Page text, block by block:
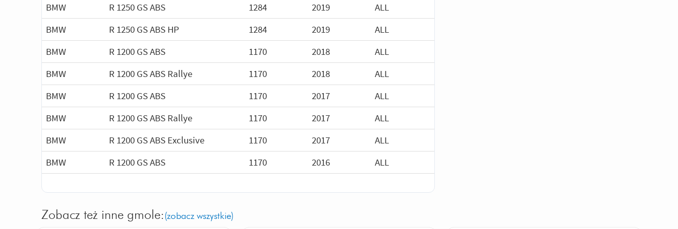
BMW
R 1250 GS ABS 1284 2019
ALL
BMW
R 1250 GS ABS HP 1284 2019
ALL
BMW
R 1200 GS ABS 1170 2018
ALL
BMW
R 1200 GS ABS Rallye 1170 2018
ALL
BMW
R 1200 GS ABS 1170 2017
ALL
BMW
R 1200 GS ABS Rallye 1170 2017
ALL
BMW
R 1200 GS ABS Exclusive 1170 2017
ALL
BMW
R 1200 GS ABS 1170 2016 ALL
Zobacz też inne gmole: (zobacz wszystkie)